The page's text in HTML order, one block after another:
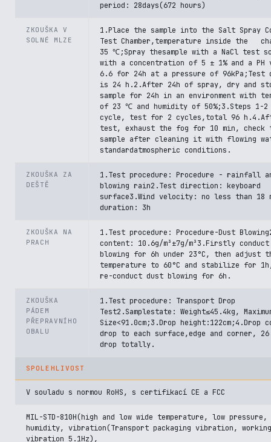
period: 28days(672 hours)
ZKOUŠKA V
SOLNÉ MLZE
1.Place the sample into the Salt Spray
Test Chamber,temperature inside the
35 ℃;Spray thesample with a NaCl test
with a concentration of 5 ± 1% and a PH
6.6 for 24h at a pressure of 96kPa;Test
is 24 h.2.After 24h of spray, dry and
sample for 24h in an environment with
of 23 ℃ and humidity of 50%;3.Steps 1-2
cycle, test for 2 cycles,total 96
test, exhaust the fog for 10 min, check
sample after cleaning it with flowing
standardatmospheric conditions.
ZKOUŠKA ZA
DEŠTĚ
1.Test procedure: Procedure - rainfall
blowing rain2.Test direction: keyboard
surface3.Wind velocity: no less than 18
duration: 3h
ZKOUŠKA NA
PRACH
1.Test procedure: Procedure-Dust
content: 10.6g/m³±7g/m³3.Firstly
blowing for 6h under 23°C, then adjust
temperature to 60°C and stabilize for
re-conduct dust blowing for 6h.
ZKOUŠKA
PÁDEM
PŘEPRAVNÍHO
OBALU
1.Test procedure: Transport Drop
Test2.Samplestate: Weight≤45.4kg,
Size<91.0cm;3.Drop height:122cm;4.Drop
drop to each surface,edge and corner,
drop totally.
SPOLEHLIVOST
V souladu s normou RoHS, s certifikací CE a FCC
MIL-STD-810H(high and low wide temperature, low pressure,
humidity, vibration(Transport packaging vibration, working
vibration 5.1Hz),